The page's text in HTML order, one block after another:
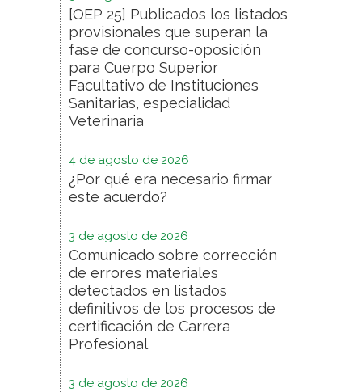
[OEP 25] Publicados los listados
provisionales que superan la
fase de concurso-oposición
para Cuerpo Superior
Facultativo de Instituciones
Sanitarias, especialidad
Veterinaria
4 de agosto de 2026
¿Por qué era necesario firmar
este acuerdo?
3 de agosto de 2026
Comunicado sobre corrección
de errores materiales
detectados en listados
definitivos de los procesos de
certificación de Carrera
Profesional
3 de agosto de 2026